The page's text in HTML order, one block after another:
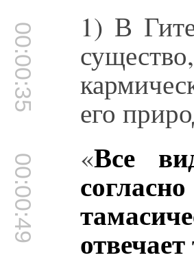
00:00:35 1) В
его
00:00:49 «Все